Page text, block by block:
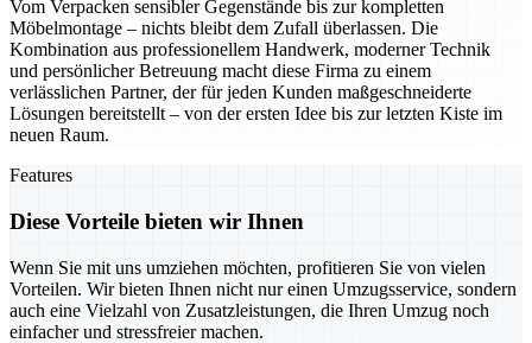
Vom Verpacken sensibler Gegenstände bis zur kompletten
Möbelmontage – nichts bleibt dem Zufall überlassen. Die
Kombination aus professionellem Handwerk, moderner Technik
und persönlicher Betreuung macht diese Firma zu einem
verlässlichen Partner, der für jeden Kunden maßgeschneiderte
Lösungen bereitstellt – von der ersten Idee bis zur letzten Kiste im
neuen Raum.
Features
Diese Vorteile bieten wir Ihnen
Wenn Sie mit uns umziehen möchten, profitieren Sie von vielen
Vorteilen. Wir bieten Ihnen nicht nur einen Umzugsservice, sondern
auch eine Vielzahl von Zusatzleistungen, die Ihren Umzug noch
einfacher und stressfreier machen.